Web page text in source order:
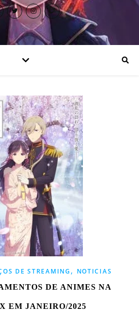
DE STREAMING , NOTICIAS
DE ANIMES NA
EM JANEIRO/2025